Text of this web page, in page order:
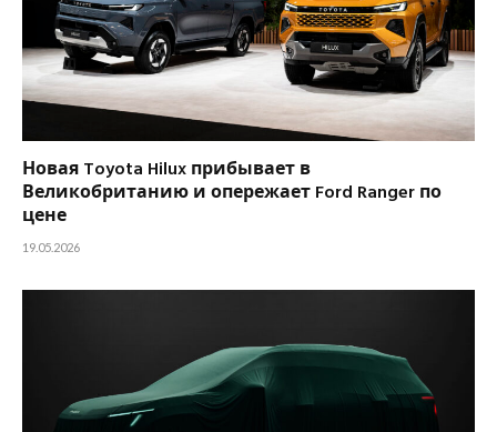
Новая Toyota Hilux прибывает в
Великобританию и опережает Ford Ranger по
цене
19.05.2026